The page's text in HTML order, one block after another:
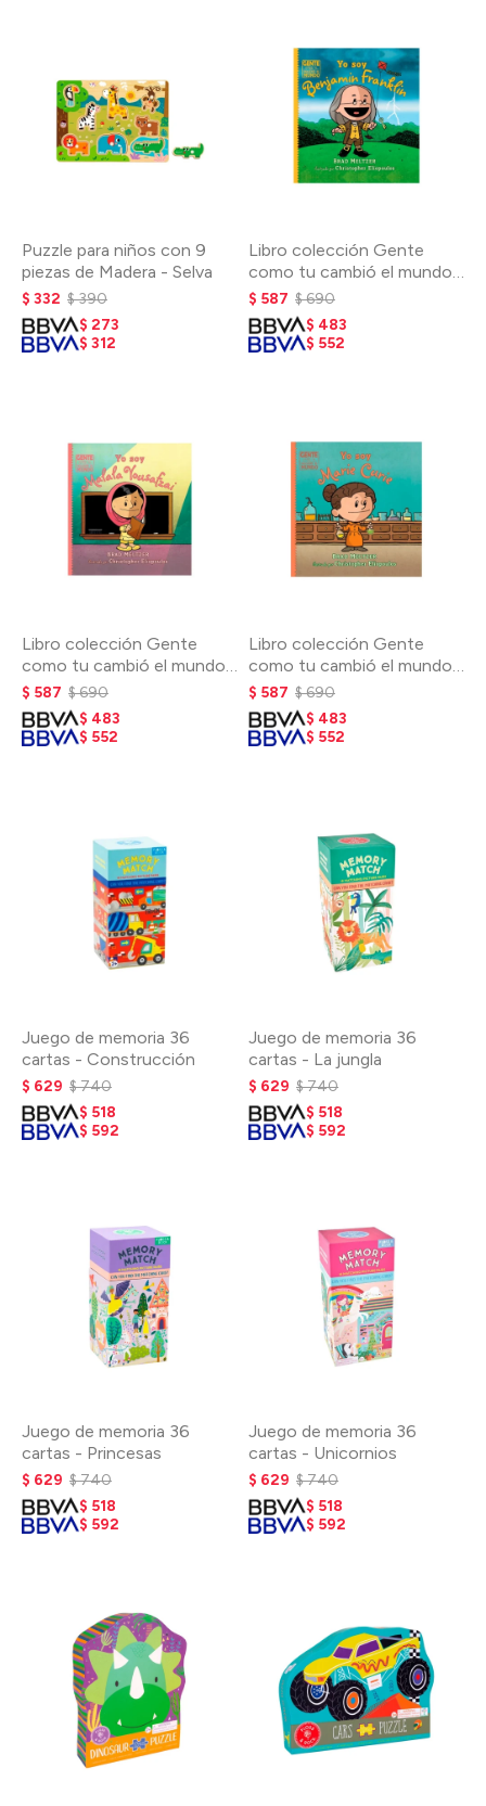
Puzzle para niños con 9
piezas de Madera - Selva
$ 332 $390
$ 273
$ 312
Libro colección Gente
como tu cambió el mundo -
Benjamin Franking
$ 587 $690
$ 483
$ 552
Libro colección Gente
como tu cambió el mundo -
Malala Yousafzai
$ 587 $690
$ 483
$ 552
Libro colección Gente
como tu cambió el mundo -
Marie Curie
$ 587 $690
$ 483
$ 552
Juego de memoria 36
cartas - Construcción
$ 629 $740
$ 518
$ 592
Juego de memoria 36
cartas - La jungla
$ 629 $740
$ 518
$ 592
Juego de memoria 36
cartas - Princesas
$ 629 $740
$ 518
$ 592
Juego de memoria 36
cartas - Unicornios
$ 629 $740
$ 518
$ 592